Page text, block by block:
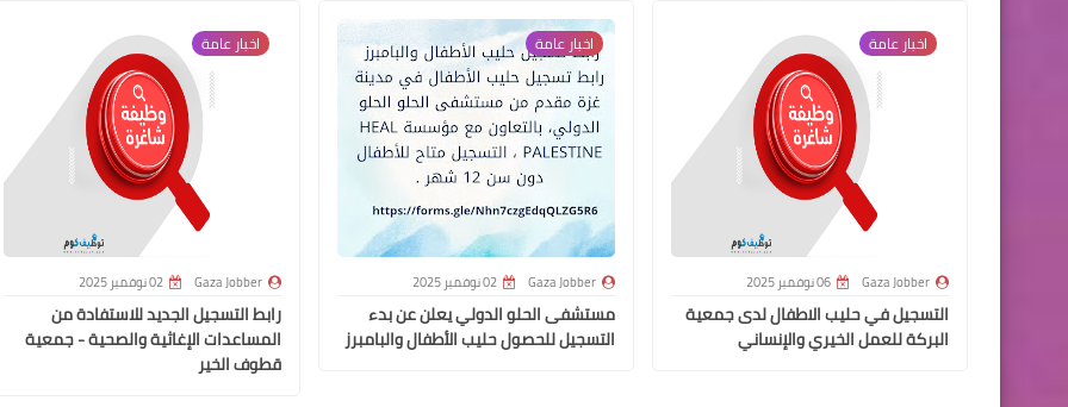
اخبار عامة
Gaza Jobber 06 نوفمبر 2025
التسجيل في حليب الاطفال لدى جمعية
البركة للعمل الخيري والإنساني
اخبار عامة
Gaza Jobber 02 نوفمبر 2025
مستشفى الحلو الدولي يعلن عن بدء
التسجيل للحصول حليب الأطفال والبامبرز
اخبار عامة
Gaza Jobber 02 نوفمبر 2025
رابط التسجيل الجديد للاستفادة من
المساعدات الإغاثية والصحية - جمعية
قطوف الخير